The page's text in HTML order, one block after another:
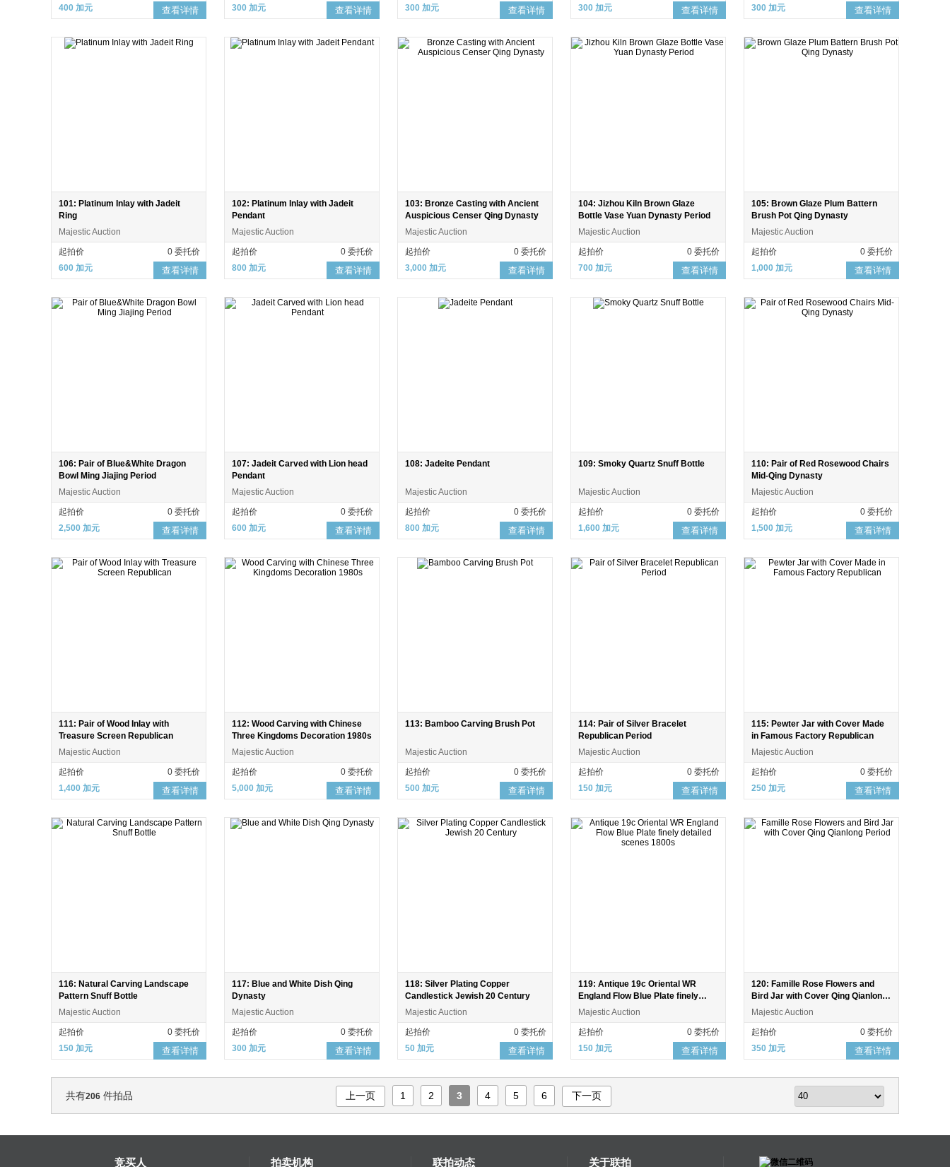
400 加元
查看详情
300 加元
查看详情
300 加元
查看详情
300 加元
查看详情
300 加元
查看详情
101: Platinum Inlay with Jadeit
Ring
Majestic Auction
起拍价
0 委托价
600 加元
查看详情
102: Platinum Inlay with Jadeit
Pendant
Majestic Auction
起拍价
0 委托价
800 加元
查看详情
103: Bronze Casting with Ancient
Auspicious Censer Qing Dynasty
Majestic Auction
起拍价
0 委托价
3,000 加元
查看详情
104: Jizhou Kiln Brown Glaze
Bottle Vase Yuan Dynasty Period
Majestic Auction
起拍价
0 委托价
700 加元
查看详情
105: Brown Glaze Plum Battern
Brush Pot Qing Dynasty
Majestic Auction
起拍价
0 委托价
1,000 加元
查看详情
106: Pair of Blue&White Dragon
Bowl Ming Jiajing Period
Majestic Auction
起拍价
0 委托价
2,500 加元
查看详情
107: Jadeit Carved with Lion head
Pendant
Majestic Auction
起拍价
0 委托价
600 加元
查看详情
108: Jadeite Pendant
Majestic Auction
起拍价
0 委托价
800 加元
查看详情
109: Smoky Quartz Snuff Bottle
Majestic Auction
起拍价
0 委托价
1,600 加元
查看详情
110: Pair of Red Rosewood Chairs
Mid-Qing Dynasty
Majestic Auction
起拍价
0 委托价
1,500 加元
查看详情
111: Pair of Wood Inlay with
Treasure Screen Republican
Majestic Auction
起拍价
0 委托价
1,400 加元
查看详情
112: Wood Carving with Chinese
Three Kingdoms Decoration 1980s
Majestic Auction
起拍价
0 委托价
5,000 加元
查看详情
113: Bamboo Carving Brush Pot
Majestic Auction
起拍价
0 委托价
500 加元
查看详情
114: Pair of Silver Bracelet
Republican Period
Majestic Auction
起拍价
0 委托价
150 加元
查看详情
115: Pewter Jar with Cover Made
in Famous Factory Republican
Majestic Auction
起拍价
0 委托价
250 加元
查看详情
116: Natural Carving Landscape
Pattern Snuff Bottle
Majestic Auction
起拍价
0 委托价
150 加元
查看详情
117: Blue and White Dish Qing
Dynasty
Majestic Auction
起拍价
0 委托价
300 加元
查看详情
118: Silver Plating Copper
Candlestick Jewish 20 Century
Majestic Auction
起拍价
0 委托价
50 加元
查看详情
119: Antique 19c Oriental WR
England Flow Blue Plate finely
detailed scenes 1800s
Majestic Auction
起拍价
0 委托价
150 加元
查看详情
120: Famille Rose Flowers and
Bird Jar with Cover Qing Qianlong
Period
Majestic Auction
起拍价
0 委托价
350 加元
查看详情
共有206 件拍品 上一页 1 2 3 4 5 6 下一页
竞买人 拍卖机构 联拍动态 关于联拍